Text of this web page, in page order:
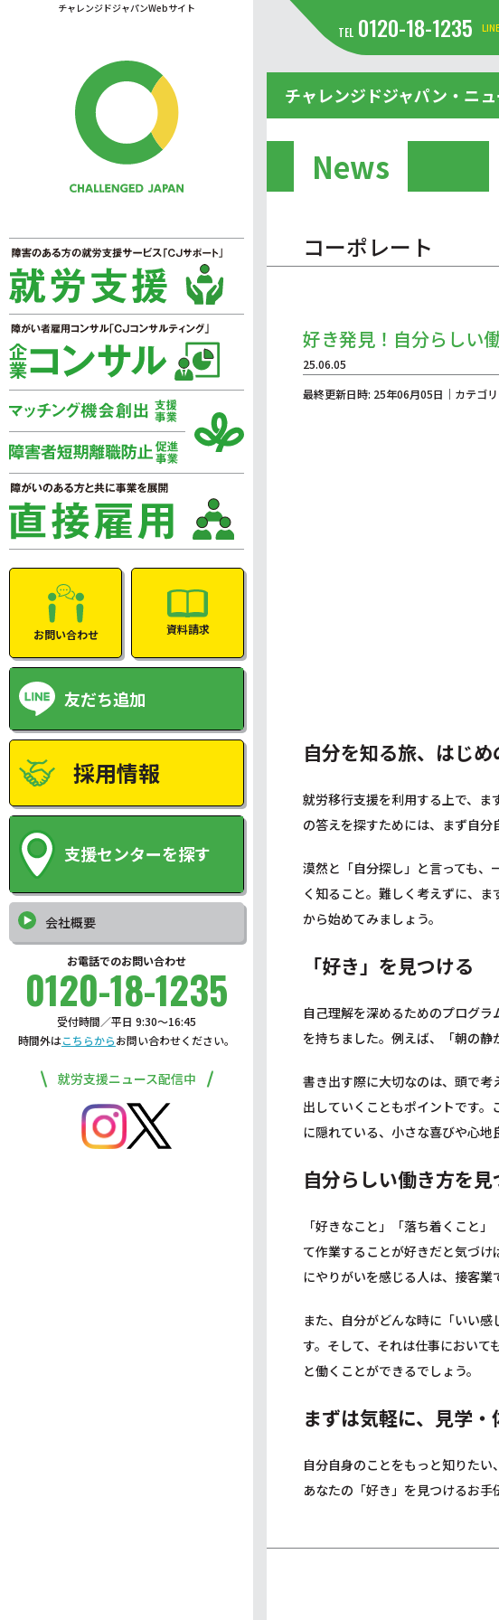
チャレンジドジャパンWebサイト
お問い合わせ 資料請求
友だち追加
採用情報
支援センターを探す
会社概要
お電話でのお問い合わせ
0120-18-1235
受付時間／平日 9:30〜16:45
時間外はこちらからお問い合わせください。
就労支援ニュース配信中
TEL 0120-18-1235
チャレンジドジャパン・ニ
News
コーポレート
好き発見！自分らしい
25.06.05
最終更新日時: 25年06月05日｜カテゴ
自分を知る旅、はじめ
就労移行支援を利用する上で、
の答えを探すためには、まず自分
漠然と「自分探し」と言っても
く知ること。難しく考えずに、
から始めてみましょう。
「好き」を見つける
自己理解を深めるためのプログ
を持ちました。例えば、「朝の静
書き出す際に大切なのは、頭で
出していくこともポイントです
に隠れている、小さな喜びや心地
自分らしい働き方を
「好きなこと」「落ち着くこと
て作業することが好きだと気づ
にやりがいを感じる人は、接客業
また、自分がどんな時に「いい
す。そして、それは仕事において
と働くことができるでしょう。
まずは気軽に、見学・
自分自身のことをもっと知りた
あなたの「好き」を見つけるお手